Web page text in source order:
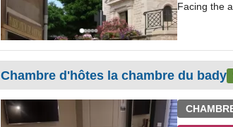
Facing the
Chambre d'hôtes la chambre du bady